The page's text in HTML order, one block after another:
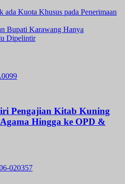
ada Kuota Khusus pada Penerimaan
Bupati Karawang Hanya
Dipelintir
Pengajian Kitab Kuning
Hingga ke OPD &